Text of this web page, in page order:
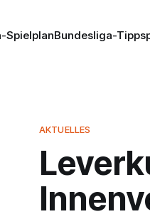
SpielplanBundesliga-
AKTUELLES